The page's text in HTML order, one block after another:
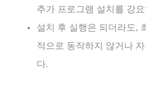
추가 프로그램 설치를 강
설치 후 실행은 되더라도,
적으로 동작하지 않거나
다.